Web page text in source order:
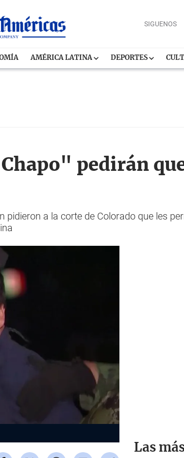
SIGUENOS
AMÉRICA LATINA DEPORTES
pedirán
a la corte de Colorado que les
Las